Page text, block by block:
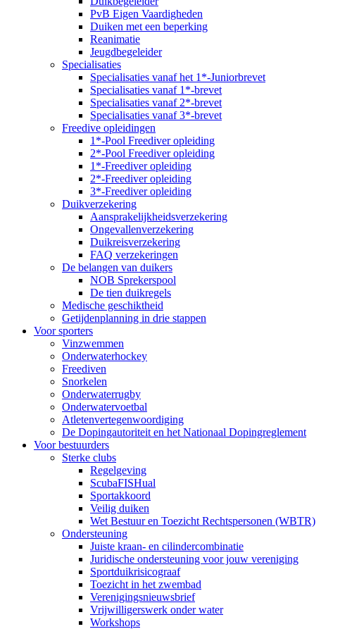
PvB Eigen Vaardigheden
Duiken met een beperking
Reanimatie
Jeugdbegeleider
Specialisaties
Specialisaties vanaf het 1*-Juniorbrevet
Specialisaties vanaf 1*-brevet
Specialisaties vanaf 2*-brevet
Specialisaties vanaf 3*-brevet
Freedive opleidingen
1*-Pool Freediver opleiding
2*-Pool Freediver opleiding
1*-Freediver opleiding
2*-Freediver opleiding
3*-Freediver opleiding
Duikverzekering
Aansprakelijkheidsverzekering
Ongevallenverzekering
Duikreisverzekering
FAQ verzekeringen
De belangen van duikers
NOB Sprekerspool
De tien duikregels
Medische geschiktheid
Getijdenplanning in drie stappen
Voor sporters
Vinzwemmen
Onderwaterhockey
Freediven
Snorkelen
Onderwaterrugby
Onderwatervoetbal
Atletenvertegenwoordiging
De Dopingautoriteit en het Nationaal Dopingreglement
Voor bestuurders
Sterke clubs
Regelgeving
ScubaFISHual
Sportakkoord
Veilig duiken
Wet Bestuur en Toezicht Rechtspersonen (WBTR)
Ondersteuning
Juiste kraan- en cilindercombinatie
Juridische ondersteuning voor jouw vereniging
Sportduikrisicograaf
Toezicht in het zwembad
Verenigingsnieuwsbrief
Vrijwilligerswerk onder water
Workshops